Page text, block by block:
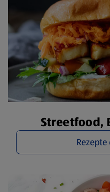
Streetfood,